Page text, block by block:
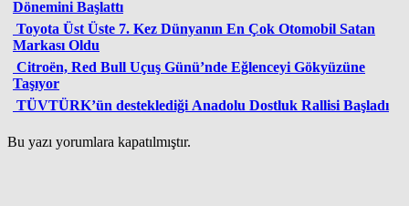
Dönemini Başlattı
Toyota Üst Üste 7. Kez Dünyanın En Çok Otomobil Satan
Markası Oldu
Citroën, Red Bull Uçuş Günü’nde Eğlenceyi Gökyüzüne
Taşıyor
TÜVTÜRK’ün desteklediği Anadolu Dostluk Rallisi Başladı
Bu yazı yorumlara kapatılmıştır.